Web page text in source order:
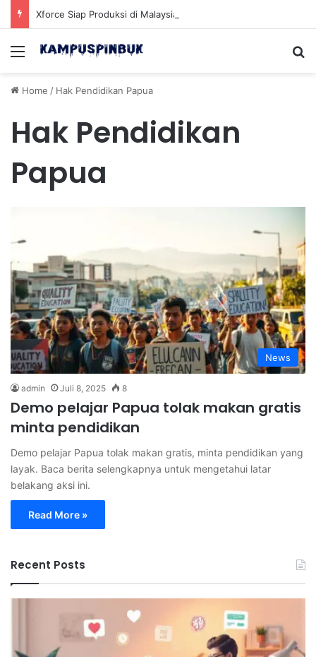
Menu
Home / Hak Pendidikan Papua
Hak Pendidikan
Papua
News
admin Juli 8, 2025 8
Demo pelajar Papua tolak makan gratis
minta pendidikan
Demo pelajar Papua tolak makan gratis, minta pendidikan yang
layak. Baca berita selengkapnya untuk mengetahui latar
belakang aksi ini.
Read More »
Recent Posts